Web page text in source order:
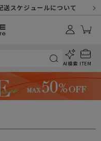
送スケジュールについて
送への影響について
化（電子化）のお知らせ
伴う配送への影響について
ご注意ください
場合に関しまして
応に関しまして
にご注意ください
AI検索 ITEM